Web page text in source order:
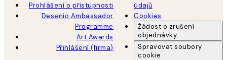
Prohlášení o přístupnosti
Desenio Ambassador
Programme
Art Awards
Přihlášení (firma)
údajů
Cookies
Žádost o zrušení
objednávky
Spravovat soubory
cookie